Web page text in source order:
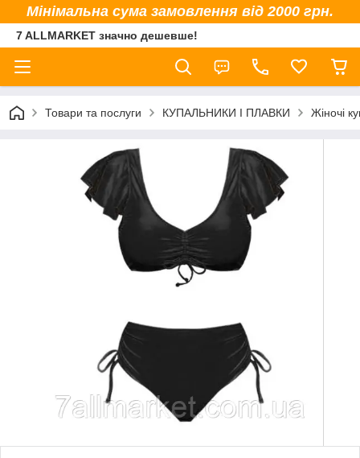
Мінімальна сума замовлення від 2000 грн.
7 ALLMARKET значно дешевше!
Товари та послуги КУПАЛЬНИКИ І ПЛАВКИ Жіночі